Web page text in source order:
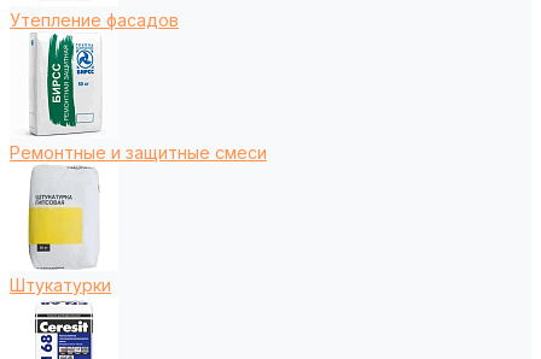
Утепление фасадов
Ремонтные и защитные смеси
Штукатурки